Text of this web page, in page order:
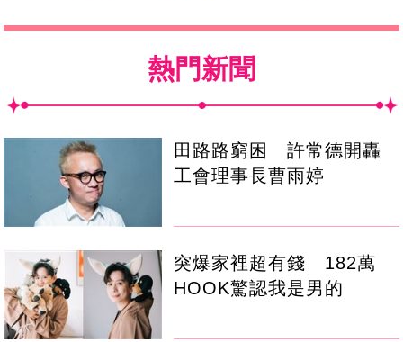
熱門新聞
田路路窮困 許常德開轟
工會理事長曹雨婷
突爆家裡超有錢 182萬
HOOK驚認我是男的